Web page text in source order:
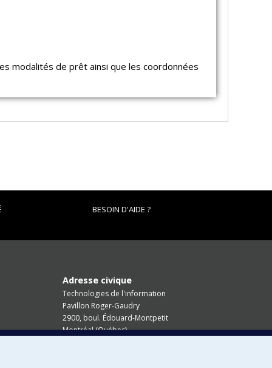
modalités de prêt ainsi que les coordonnées
BESOIN D'AIDE ?
Adresse civique
Technologies de l'information
Pavillon Roger-Gaudry
2900, boul. Édouard-Montpetit
Montréal (Québec)